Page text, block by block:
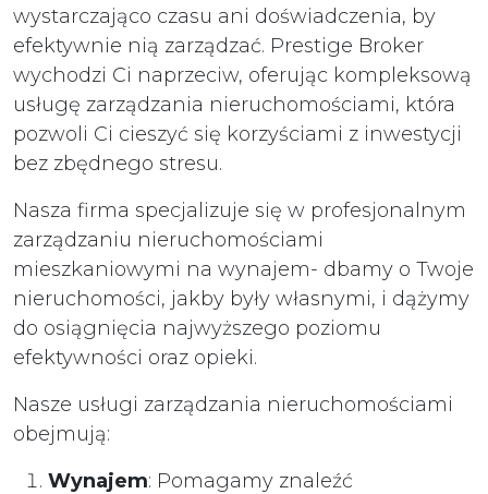
wystarczająco czasu ani doświadczenia, by
efektywnie nią zarządzać. Prestige Broker
wychodzi Ci naprzeciw, oferując kompleksową
usługę zarządzania nieruchomościami, która
pozwoli Ci cieszyć się korzyściami z inwestycji
bez zbędnego stresu.
Nasza firma specjalizuje się w profesjonalnym
zarządzaniu nieruchomościami
mieszkaniowymi na wynajem- dbamy o Twoje
nieruchomości, jakby były własnymi, i dążymy
do osiągnięcia najwyższego poziomu
efektywności oraz opieki.
Nasze usługi zarządzania nieruchomościami
obejmują:
Wynajem: Pomagamy znaleźć